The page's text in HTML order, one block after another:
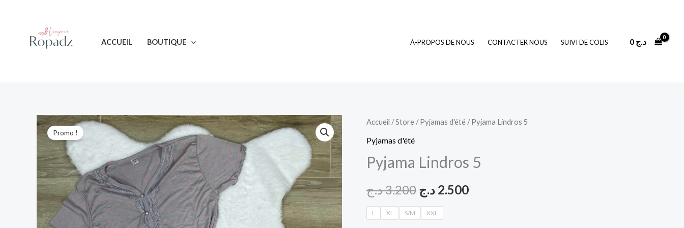
ACCUEIL BOUTIQUE À-PROPOS DE NOUS CONTACTER NOUS SUIVI DE COLIS 0 د.ج
Promo !
Accueil /Store /Pyjamas d'été / Pyjama Lindros 5
Pyjamas d'été
Pyjama Lindros 5
3.200د.ج
Le
initial
était :2.500 د.ج
Le
actuel
est :
L XL S/M XXL
quantité
de
Lindros